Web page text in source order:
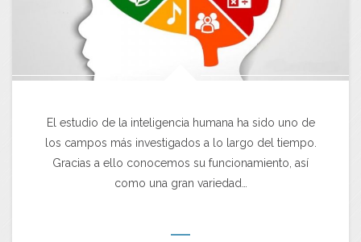
El estudio de la inteligencia humana ha sido uno de
los campos más investigados a lo largo del tiempo.
Gracias a ello conocemos su funcionamiento, así
como una gran variedad…